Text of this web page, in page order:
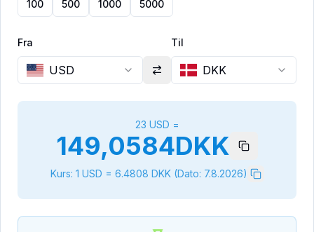
100 500 1000 5000
Fra
USD
Til
DKK
23 USD =
149,0584DKK
Kurs: 1 USD = 6.4808 DKK(Dato: 7.8.2026)